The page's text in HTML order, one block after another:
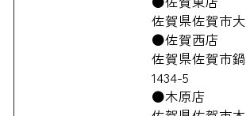
佐賀県佐賀市
●佐賀西店
佐賀県佐賀市
1434-5
●木原店